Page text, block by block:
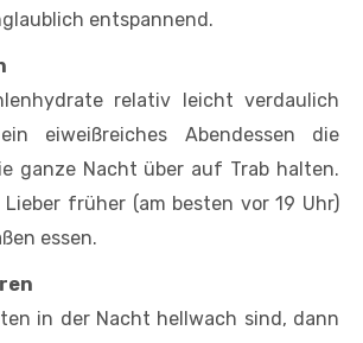
entspannend.
relativ leicht verdaulich
eiweißreiches Abendessen die
ganze Nacht über auf Trab halten.
Lieber früher (am besten vor 19 Uhr)
essen.
in der Nacht hellwach sind, dann